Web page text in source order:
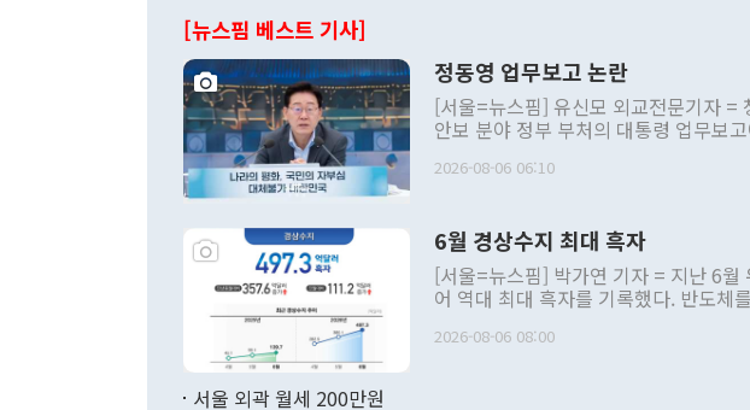
[뉴스핌 베스트 기사]
정동영 업무보고 논란
[서울=뉴스핌] 유신모 외교전문기자 =
안보 분야 정부 부처의 대통령 업무보
발언 중에는 정부 내 조율을 거치지 않
주의적 희망에 근거한 비현실적 구상'
관의 대북 정책 관련 발언이 물의를 빚
관 부처 장관이 공개적으로 부정적 입
관의 무리한 대북 접근법과 월권을 제
다. [정동영 통일부 장관이 지난달 23일 오후 서울 종로구 정부서울청사에
2026-08-06 06:10
6월 경상수지 최대 흑자
[서울=뉴스핌] 박가연 기자 = 지난 6월
어 역대 최대 흑자를 기록했다. 반도체
료=한국은행] 한국은행이 6일 발표한 '2026년 6월 국제수지(잠정)'에 따르
2026-08-06 08:00
서울 외곽 월세 200만원